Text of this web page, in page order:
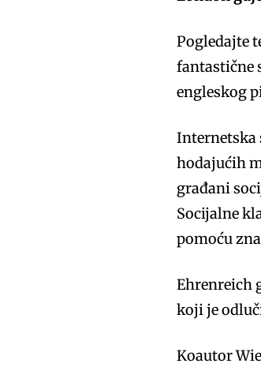
Pogledajte
fantastične
engleskog
Internetska
hodajućih
građani
Socijalne
pomoću
Ehrenreich
koji je
Koautor